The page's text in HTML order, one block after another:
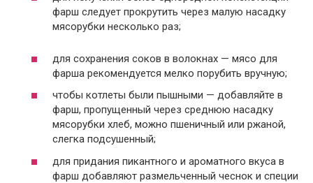
фарш следует прокрутить через малую насадку
мясорубки несколько раз;
для сохранения соков в волокнах — мясо для
фарша рекомендуется мелко порубить вручную;
чтобы котлеты были пышными — добавляйте в
фарш, пропущенный через среднюю насадку
мясорубки хлеб, можно пшеничный или ржаной,
слегка подсушенный;
для придания пикантного и ароматного вкуса в
фарш добавляют размельченный чеснок и специи